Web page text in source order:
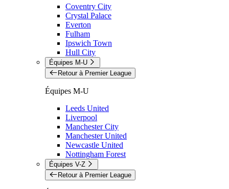
Coventry City
Crystal Palace
Everton
Fulham
Ipswich Town
Hull City
Équipes M-U
Retour à Premier League
Équipes M-U
Leeds United
Liverpool
Manchester City
Manchester United
Newcastle United
Nottingham Forest
Équipes V-Z
Retour à Premier League